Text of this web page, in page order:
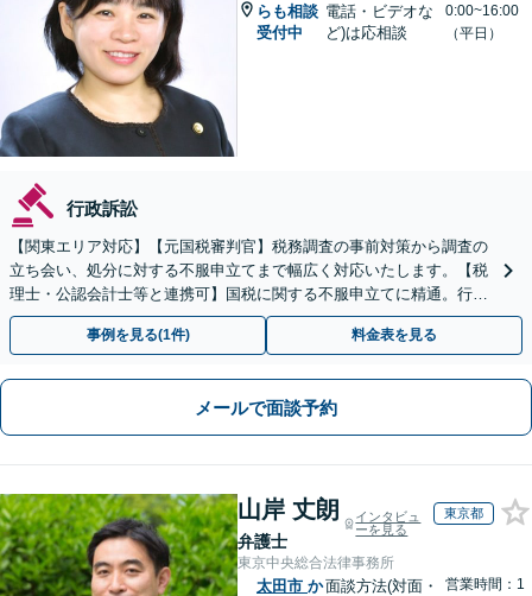
らも相談
受付中
電話・ビデオな
ど)は応相談
0:00~16:00
（平日）
行政訴訟
【関東エリア対応】【元国税審判官】税務調査の事前対策から調査の
立ち会い、処分に対する不服申立てまで幅広く対応いたします。【税
理士・公認会計士等と連携可】国税に関する不服申立てに精通。行政
側の知見を活かしたサポートいたします
事例を見る(1件) 料金表を見る
メールで面談予約
山岸 丈朗
弁護士
インタビュ
ーを見る
東京都
東京中央総合法律事務所
太田市 か面談方法(対面・
営業時間：1